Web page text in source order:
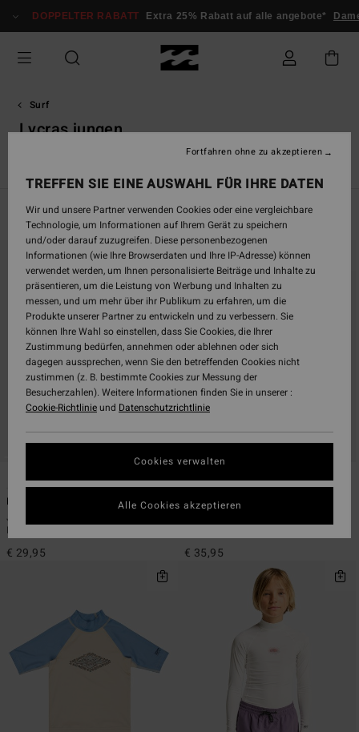
zur
Auswahl
springen
DOPPELTER RABATT Extra 25% Rabatt auf alle angebote* Damen
Surf
Lycras jungen
Filtern & Sortieren 12Ergebnisse
Direkt
Filterkriterien
springen
Überspringen
filtern
Re Issue
Jungen 8-16 Grau Kurzarm-
Rashguard
€ 29,95
Toddler Waves
€ 35,95
TREFFEN SIE EINE AUSWAHL FÜR IHRE DATEN
Wir und unsere Partner verwenden Cookies oder eine vergleichbare
Technologie, um Informationen auf Ihrem Gerät zu speichern
und/oder darauf zuzugreifen. Diese personenbezogenen
Informationen (wie Ihre Browserdaten und Ihre IP-Adresse) können
verwendet werden, um Ihnen personalisierte Beiträge und Inhalte zu
präsentieren, um die Leistung von Werbung und Inhalten zu
messen, und um mehr über ihr Publikum zu erfahren, um die
Produkte unserer Partner zu entwickeln und zu verbessern. Sie
können Ihre Wahl so einstellen, dass Sie Cookies, die Ihrer
Zustimmung bedürfen, annehmen oder ablehnen oder sich
dagegen aussprechen, wenn Sie den betreffenden Cookies nicht
zustimmen (z. B. bestimmte Cookies zur Messung der
Besucherzahlen). Weitere Informationen finden Sie in unserer :
Cookie-Richtlinieund Datenschutzrichtlinie
Cookies verwalten
Fortfahren ohne zu akzeptieren
Alle Cookies akzeptieren